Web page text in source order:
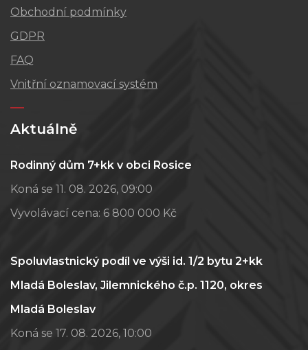
Obchodní podmínky
GDPR
FAQ
Vnitřní oznamovací systém
Aktuálně
Rodinný dům 7+kk v obci Rosice
Koná se 11. 08. 2026, 09:00
Vyvolávací cena: 6 800 000 Kč
Spoluvlastnický podíl ve výši id. 1/2 bytu 2+kk
Mladá Boleslav, Jilemnického č.p. 1120, okres
Mladá Boleslav
Koná se 17. 08. 2026, 10:00